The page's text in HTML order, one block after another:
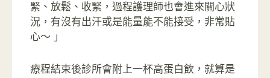
緊、放鬆、收緊，過程護理師也會進來關心狀
況，有沒有出汗或是能量能不能接受，非常貼
心～ 」
療程結束後診所會附上一杯高蛋白飲，就算是